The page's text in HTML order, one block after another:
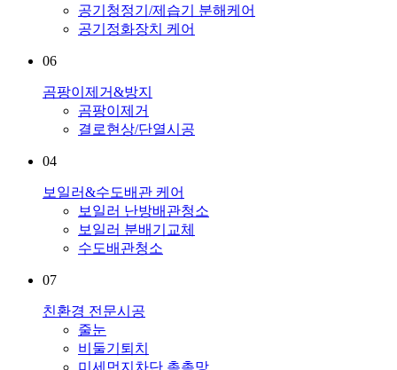
공기청정기/제습기 분해케어
공기정화장치 케어
06
곰팡이제거&방지
곰팡이제거
결로현상/단열시공
04
보일러&수도배관 케어
보일러 난방배관청소
보일러 분배기교체
수도배관청소
07
친환경 전문시공
줄눈
비둘기퇴치
미세먼지차단 촘촘망